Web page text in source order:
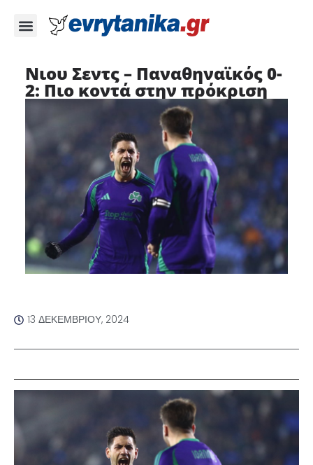
Νιου Σεντς – Παναθηναϊκός 0-
2: Πιο κοντά στην πρόκριση
13 ΔΕΚΕΜΒΡΊΟΥ, 2024